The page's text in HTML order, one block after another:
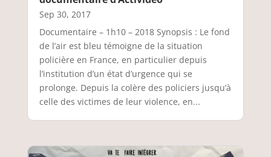
Sep 30, 2017
Documentaire – 1h10 – 2018 Synopsis : Le fond
de l’air est bleu témoigne de la situation
policière en France, en particulier depuis
l’institution d’un état d’urgence qui se
prolonge. Depuis la colère des policiers jusqu’à
celle des victimes de leur violence, en...